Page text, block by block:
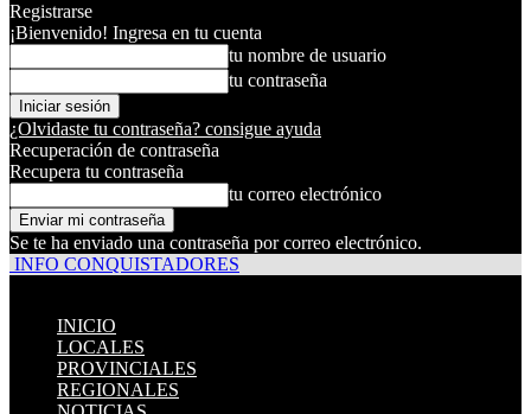
Registrarse
¡Bienvenido! Ingresa en tu cuenta
tu nombre de usuario
tu contraseña
¿Olvidaste tu contraseña? consigue ayuda
Recuperación de contraseña
Recupera tu contraseña
tu correo electrónico
Se te ha enviado una contraseña por correo electrónico.
INFO CONQUISTADORES
INICIO
LOCALES
PROVINCIALES
REGIONALES